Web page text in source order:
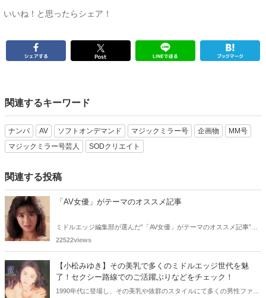
いいね！と思ったらシェア！
関連するキーワード
ナンパ AV ソフトオンデマンド マジックミラー号 企画物
MM号
マジックミラー号芸人
SODクリエイト
関連する投稿
「AV女優」がテーマのオススメ記事
ミドルエッジ編集部が選んだ”「AV女優」がテーマのオススメ記事”。
数多くの記事から厳選したものをご紹介します！！
22522views
【小松みゆき】その美乳で多くのミドルエッジ世代を魅
了！セクシー路線でのご活躍ぶりなどをチェック！
1990年代に登場し、その美乳や抜群のスタイルにて多くの男性ファン